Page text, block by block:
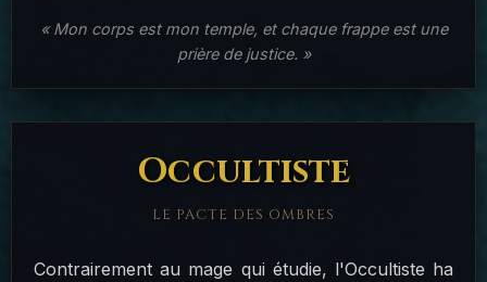
« Mon corps est mon temple, et chaque frappe est une
prière de justice. »
Occultiste
LE PACTE DES OMBRES
Contrairement au mage qui étudie, l'Occultiste ha